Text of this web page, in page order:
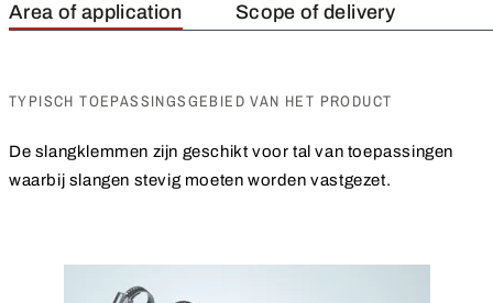
Area of application Scope of delivery
TYPISCH TOEPASSINGSGEBIED VAN HET PRODUCT
De slangklemmen zijn geschikt voor tal van toepassingen
waarbij slangen stevig moeten worden vastgezet.